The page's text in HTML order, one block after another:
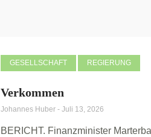
GESELLSCHAFT REGIERUNG
Verkommen
Johannes Huber - Juli 13, 2026
BERICHT. Finanzminister